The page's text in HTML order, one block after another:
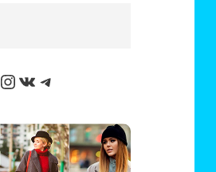
Instagram
ВКонтакте
Telegram